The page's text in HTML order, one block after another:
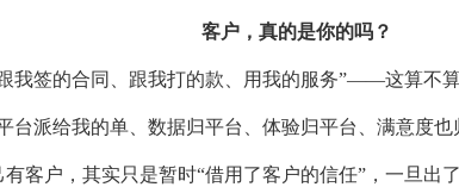
客户，真的是你的吗？
我签的合同、跟我打的款、用我的服务”——这算不
台派给我的单、数据归平台、体验归平台、满意度
客户，其实只是暂时“借用了客户的信任”，一旦出